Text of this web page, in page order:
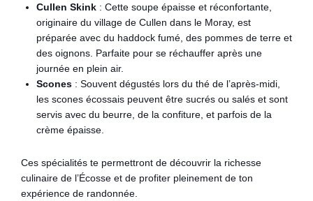
Cullen Skink: Cette soupe épaisse et réconfortante,
originaire du village de Cullen dans le Moray, est
préparée avec du haddock fumé, des pommes de terre et
des oignons. Parfaite pour se réchauffer après une
journée en plein air.
Scones: Souvent dégustés lors du thé de l’après-midi,
les scones écossais peuvent être sucrés ou salés et sont
servis avec du beurre, de la confiture, et parfois de la
crème épaisse.
Ces spécialités te permettront de découvrir la richesse
culinaire de l’Écosse et de profiter pleinement de ton
expérience de randonnée.